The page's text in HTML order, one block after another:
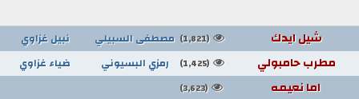
شيل ايدك (1,821) مصطفى السبيلي نبيل غزاوي
مطرب حامبولي (1,425) رمزي البسيوني ضياء غزاوي
اما نعيمه (3,623)